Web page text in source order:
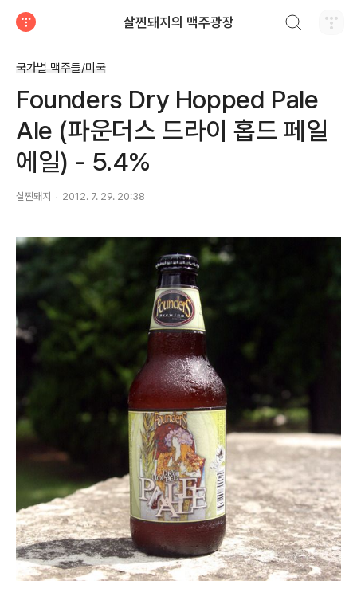
살찐돼지의 맥주광장
국가별 맥주들/미국
Founders Dry Hopped Pale
Ale (파운더스 드라이 홉드 페일
에일) - 5.4%
살찐돼지 2012. 7. 29. 20:38